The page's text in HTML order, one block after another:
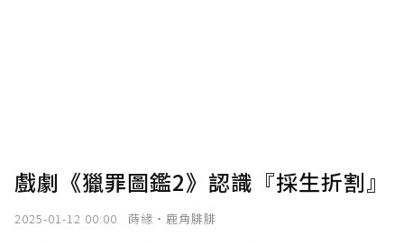
戲劇《獵罪圖鑑2》認識『採生折割』
2025-01-12 00:00 蒔緣‧鹿角腓腓